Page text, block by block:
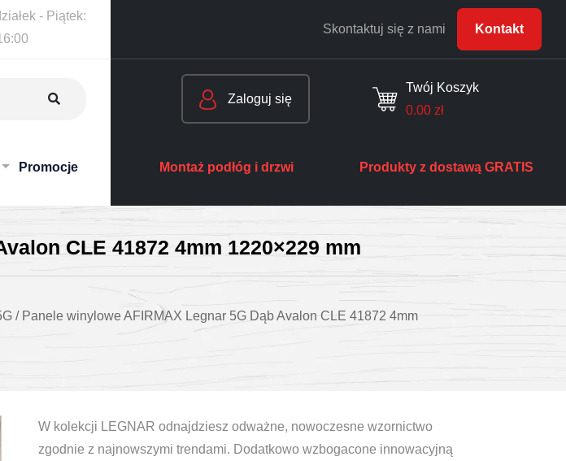
- Piątek:
Skontaktuj się z nami Kontakt
Promocje
Zaloguj się
Twój Koszyk
0.00 zł
Montaż podłóg i drzwi Produkty z dostawą GRATIS
CLE 41872 4mm 1220×229 mm
/ Panele winylowe AFIRMAX Legnar 5G Dąb Avalon CLE 41872 4mm
W kolekcji LEGNAR odnajdziesz odważne, nowoczesne wzornictwo
zgodnie z najnowszymi trendami. Dodatkowo wzbogacone innowacyjną